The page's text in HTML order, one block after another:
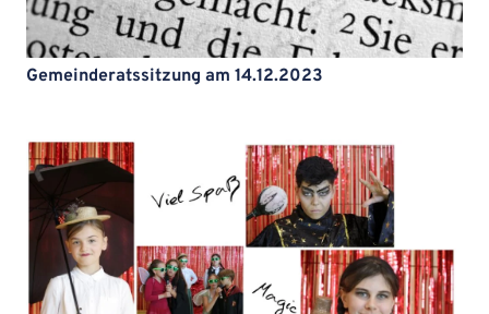
Gemeinderatssitzung am 14.12.2023